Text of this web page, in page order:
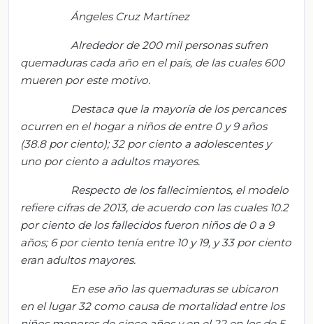
Ángeles Cruz Martínez
Alrededor de 200 mil personas sufren
quemaduras cada año en el país, de las cuales 600
mueren por este motivo.
Destaca que la mayoría de los percances
ocurren en el hogar a niños de entre 0 y 9 años
(38.8 por ciento); 32 por ciento a adolescentes y
uno por ciento a adultos mayores.
Respecto de los fallecimientos, el modelo
refiere cifras de 2013, de acuerdo con las cuales 10.2
por ciento de los fallecidos fueron niños de 0 a 9
años; 6 por ciento tenía entre 10 y 19, y 33 por ciento
eran adultos mayores.
En ese año las quemaduras se ubicaron
en el lugar 32 como causa de mortalidad entre los